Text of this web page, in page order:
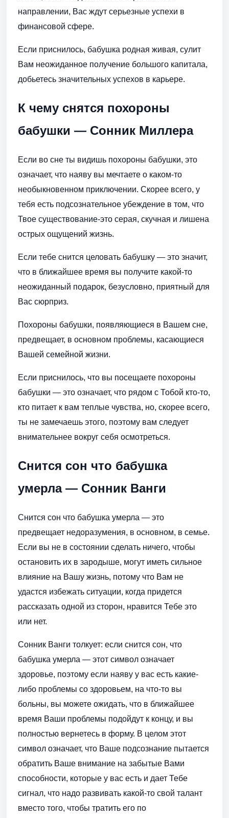
направлении, Вас ждут серьезные успехи в
финансовой сфере.
Если приснилось, бабушка родная живая, сулит
Вам неожиданное получение большого капитала,
добьетесь значительных успехов в карьере.
К чему снятся похороны
бабушки — Сонник Миллера
Если во сне ты видишь похороны бабушки, это
означает, что наяву вы мечтаете о каком-то
необыкновенном приключении. Скорее всего, у
тебя есть подсознательное убеждение в том, что
Твое существование-это серая, скучная и лишена
острых ощущений жизнь.
Если тебе снится целовать бабушку — это значит,
что в ближайшее время вы получите какой-то
неожиданный подарок, безусловно, приятный для
Вас сюрприз.
Похороны бабушки, появляющиеся в Вашем сне,
предвещает, в основном проблемы, касающиеся
Вашей семейной жизни.
Если приснилось, что вы посещаете похороны
бабушки — это означает, что рядом с Тобой кто-то,
кто питает к вам теплые чувства, но, скорее всего,
ты не замечаешь этого, поэтому вам следует
внимательнее вокруг себя осмотреться.
Снится сон что бабушка
умерла — Cонник Ванги
Снится сон что бабушка умерла — это
предвещает недоразумения, в основном, в семье.
Если вы не в состоянии сделать ничего, чтобы
остановить их в зародыше, могут иметь сильное
влияние на Вашу жизнь, потому что Вам не
удастся избежать ситуации, когда придется
рассказать одной из сторон, нравится Тебе это
или нет.
Сонник Ванги толкует: если снится сон, что
бабушка умерла — этот символ означает
здоровье, поэтому если наяву у вас есть какие-
либо проблемы со здоровьем, на что-то вы
больны, вы можете ожидать, что в ближайшее
время Ваши проблемы подойдут к концу, и вы
полностью вернетесь в форму. В целом этот
символ означает, что Ваше подсознание пытается
обратить Ваше внимание на забытые Вами
способности, которые у вас есть и дает Тебе
сигнал, что надо развивать какой-то свой талант
вместо того, чтобы тратить его по